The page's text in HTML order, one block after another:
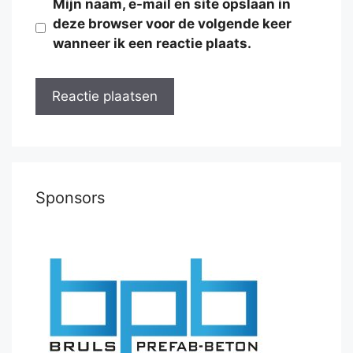
Mijn naam, e-mail en site opslaan in
deze browser voor de volgende keer
wanneer ik een reactie plaats.
Sponsors